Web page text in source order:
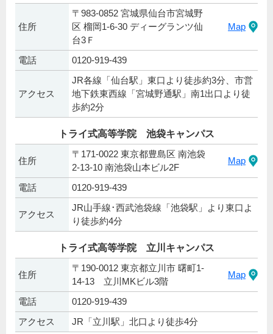
住所
〒983-0852 宮城県仙台市宮城野
区 榴岡1-6-30 ディーグランツ仙
台3Ｆ
Map
電話 0120-919-439
アクセス
JR各線「仙台駅」東口より徒歩約3分、市営
地下鉄東西線「宮城野通駅」南1出口より徒
歩約2分
トライ式高等学院 池袋キャンパス
住所
〒171-0022 東京都豊島区 南池袋
2-13-10 南池袋山本ビル2F
Map
電話 0120-919-439
アクセス
JR山手線･西武池袋線「池袋駅」より東口よ
り徒歩約4分
トライ式高等学院 立川キャンパス
住所
〒190-0012 東京都立川市 曙町1-
14-13 立川MKビル3階
Map
電話
0120-919-439
アクセス
JR「立川駅」北口より徒歩4分